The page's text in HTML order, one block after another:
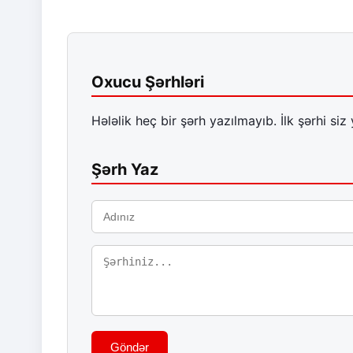
Oxucu Şərhləri
Hələlik heç bir şərh yazılmayıb. İlk şərhi siz
Şərh Yaz
Göndər